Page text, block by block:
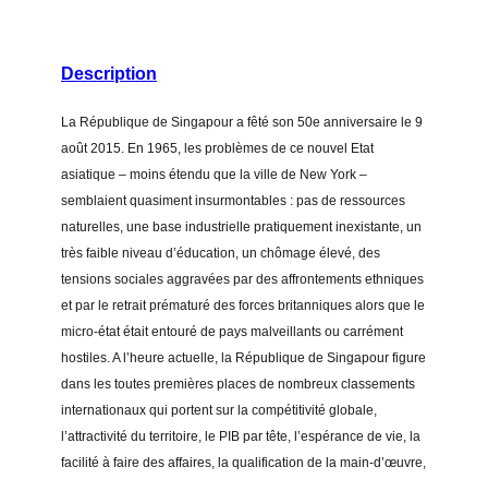
e
e
d
é
m
o
c
r
a
t
i
e
?
q
u
Description
La République de Singapour a fêté son 50e anniversaire le 9
août 2015. En 1965, les problèmes de ce nouvel Etat
asiatique – moins étendu que la ville de New York –
semblaient quasiment insurmontables : pas de ressources
naturelles, une base industrielle pratiquement inexistante, un
très faible niveau d’éducation, un chômage élevé, des
tensions sociales aggravées par des affrontements ethniques
et par le retrait prématuré des forces britanniques alors que le
micro-état était entouré de pays malveillants ou carrément
hostiles. A l’heure actuelle, la République de Singapour figure
dans les toutes premières places de nombreux classements
internationaux qui portent sur la compétitivité globale,
l’attractivité du territoire, le PIB par tête, l’espérance de vie, la
facilité à faire des affaires, la qualification de la main-d’œuvre,